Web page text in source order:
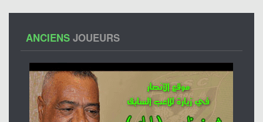
ANCIENS JOUEURS